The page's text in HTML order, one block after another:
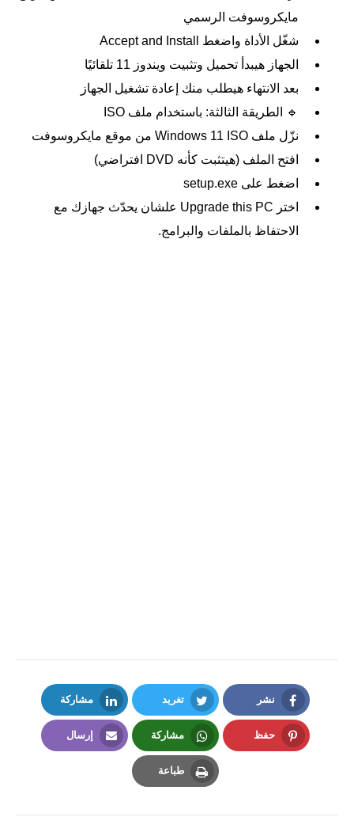
مايكروسوفت الرسمي
شغّل الأداة واضغط Accept and Install
الجهاز هيبدأ تحميل وتثبيت ويندوز 11 تلقائيًا
بعد الانتهاء هيطلب منك إعادة تشغيل الجهاز
🔹 الطريقة الثالثة: باستخدام ملف ISO
نزّل ملف Windows 11 ISO من موقع مايكروسوفت
افتح الملف (هيتثبت كأنه DVD افتراضي)
اضغط على setup.exe
اختر Upgrade this PC علشان يحدّث جهازك مع
الاحتفاظ بالملفات والبرامج.
نشر
Facebook
تغريد
Twitter
مشاركة
LinkedIn
حفظ مشاركة
Whatsapp
إرسال
طباعة